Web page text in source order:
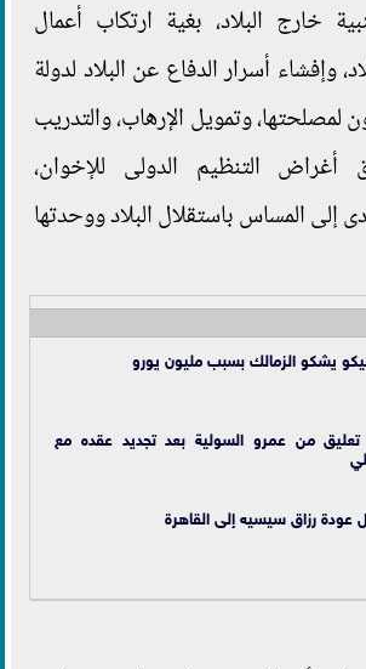
خارج البلاد، بغية ارتكاب أعمال
وإفشاء أسرار الدفاع عن البلاد لدولة
لمصلحتها، وتمويل الإرهاب، والتدريب
أغراض التنظيم الدولى للإخوان،
إلى المساس باستقلال البلاد ووحدتها
يشكو الزمالك بسبب مليون يورو
من عمرو السولية بعد تجديد عقده مع
عودة رزاق سيسيه إلى القاهرة